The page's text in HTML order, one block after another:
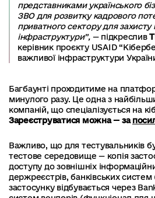
представниками українського
ЗВО для розвитку кадрового
приватного сектору для
інфраструктури”,— підкреслив
керівник проєкту USAID
важливої інфраструктури
Багбаунті проходитиме на
минулого разу. Це одна з
компаній, що спеціалізується на
Зареєструватися можна — за
Важливо, що для тестувальників
тестове середовище — копія
доступу до зовнішніх
держреєстрів, банківських систем
застосунку відбувається через